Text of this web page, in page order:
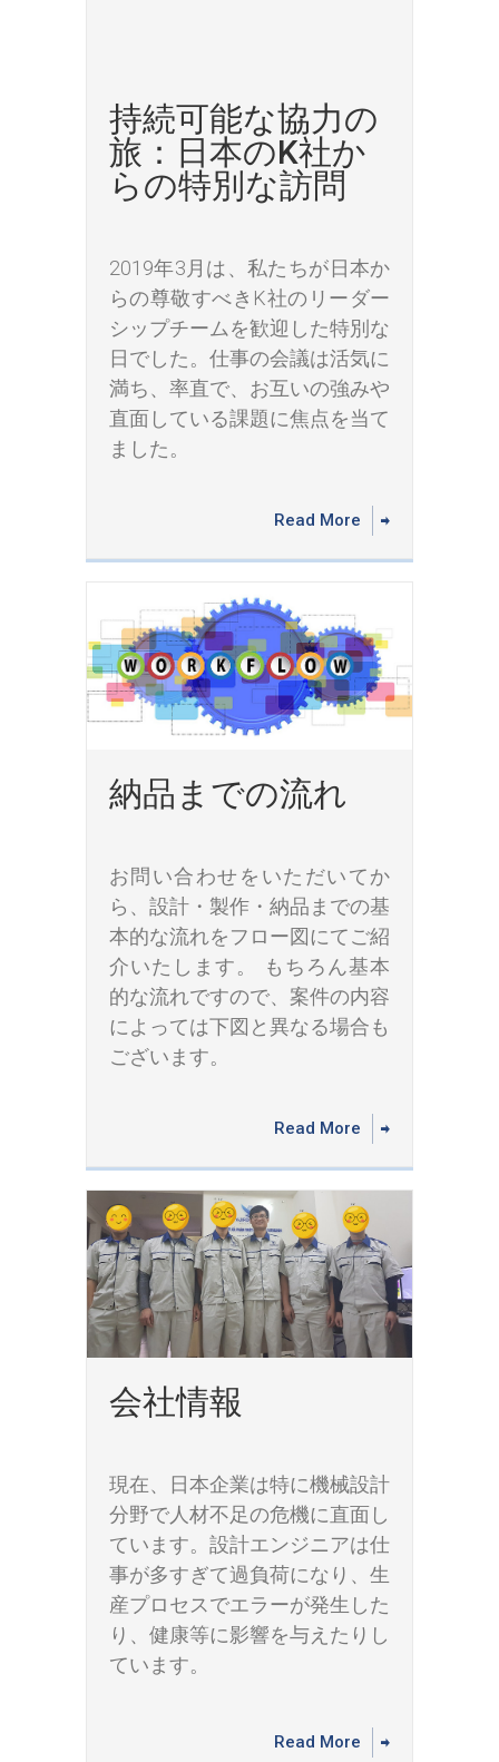
持続可能な協力の
旅：日本のK社か
らの特別な訪問
2019年3月は、私たちが日本か
らの尊敬すべきK社のリーダー
シップチームを歓迎した特別な
日でした。仕事の会議は活気に
満ち、率直で、お互いの強みや
直面している課題に焦点を当て
ました。
Read More
納品までの流れ
お問い合わせをいただいてか
ら、設計・製作・納品までの基
本的な流れをフロー図にてご紹
介いたします。 もちろん基本
的な流れですので、案件の内容
によっては下図と異なる場合も
ございます。
Read More
会社情報
現在、日本企業は特に機械設計
分野で人材不足の危機に直面し
ています。設計エンジニアは仕
事が多すぎて過負荷になり、生
産プロセスでエラーが発生した
り、健康等に影響を与えたりし
ています。
Read More